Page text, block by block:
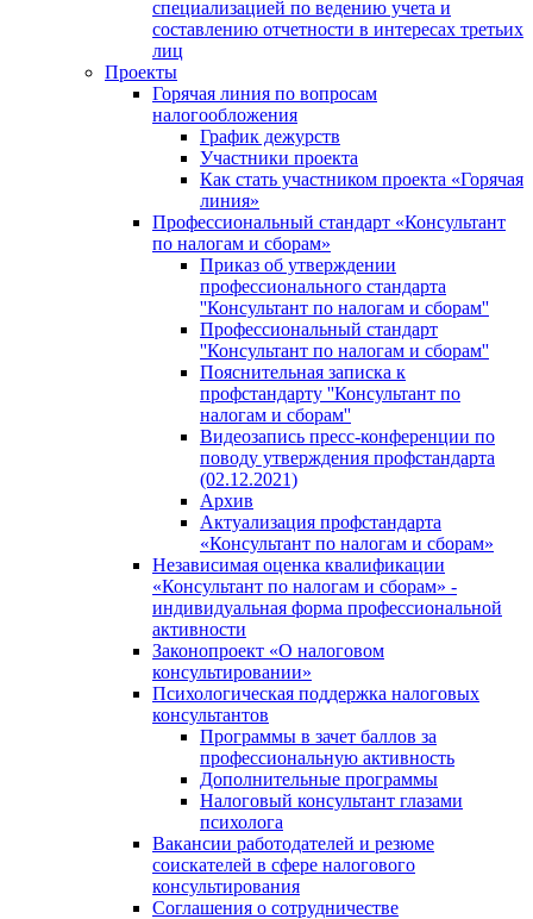
специализацией по ведению учета и
составлению отчетности в интересах третьих
лиц
Проекты
Горячая линия по вопросам
налогообложения
График дежурств
Участники проекта
Как стать участником проекта «Горячая
линия»
Профессиональный стандарт «Консультант
по налогам и сборам»
Приказ об утверждении
профессионального стандарта
''Консультант по налогам и сборам''
Профессиональный стандарт
''Консультант по налогам и сборам''
Пояснительная записка к
профстандарту ''Консультант по
налогам и сборам''
Видеозапись пресс-конференции по
поводу утверждения профстандарта
(02.12.2021)
Архив
Актуализация профстандарта
«Консультант по налогам и сборам»
Независимая оценка квалификации
«Консультант по налогам и сборам» -
индивидуальная форма профессиональной
активности
Законопроект «О налоговом
консультировании»
Психологическая поддержка налоговых
консультантов
Программы в зачет баллов за
профессиональную активность
Дополнительные программы
Налоговый консультант глазами
психолога
Вакансии работодателей и резюме
соискателей в сфере налогового
консультирования
Соглашения о сотрудничестве